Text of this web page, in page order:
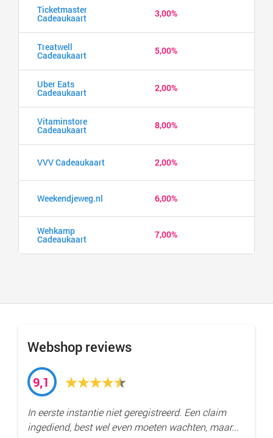
Ticketmaster
Cadeaukaart 3,00%
Treatwell
Cadeaukaart 5,00%
Uber Eats
Cadeaukaart 2,00%
Vitaminstore
Cadeaukaart 8,00%
VVV Cadeaukaart 2,00%
Weekendjeweg.nl 6,00%
Wehkamp
Cadeaukaart 7,00%
Webshop reviews
9,1
In eerste instantie niet geregistreerd. Een claim
ingediend, best wel even moeten wachten, maar...